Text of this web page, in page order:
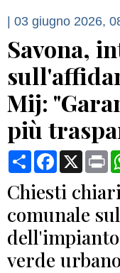
| 03 giugno 2026,
Savona,
Mij:
più
CondividiFacebook
X
Chiesti
comunale
verde